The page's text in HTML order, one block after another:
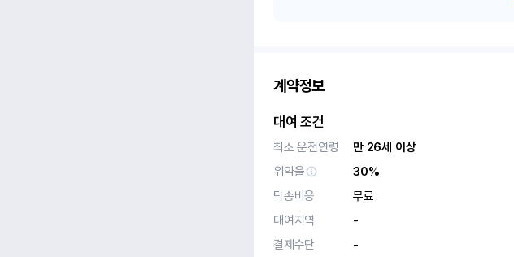
계약정보
대여 조건
최소 운전연령
만 26세 이상
위약율
30%
탁송비용
무료
대여지역
-
결제수단
-